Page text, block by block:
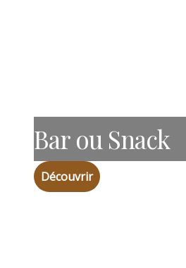
Bar ou Snack
Découvrir